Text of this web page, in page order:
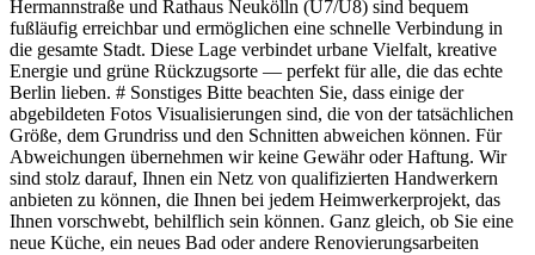
Hermannstraße und Rathaus Neukölln (U7/U8) sind bequem
fußläufig erreichbar und ermöglichen eine schnelle Verbindung in
die gesamte Stadt. Diese Lage verbindet urbane Vielfalt, kreative
Energie und grüne Rückzugsorte — perfekt für alle, die das echte
Berlin lieben. # Sonstiges Bitte beachten Sie, dass einige der
abgebildeten Fotos Visualisierungen sind, die von der tatsächlichen
Größe, dem Grundriss und den Schnitten abweichen können. Für
Abweichungen übernehmen wir keine Gewähr oder Haftung. Wir
sind stolz darauf, Ihnen ein Netz von qualifizierten Handwerkern
anbieten zu können, die Ihnen bei jedem Heimwerkerprojekt, das
Ihnen vorschwebt, behilflich sein können. Ganz gleich, ob Sie eine
neue Küche, ein neues Bad oder andere Renovierungsarbeiten